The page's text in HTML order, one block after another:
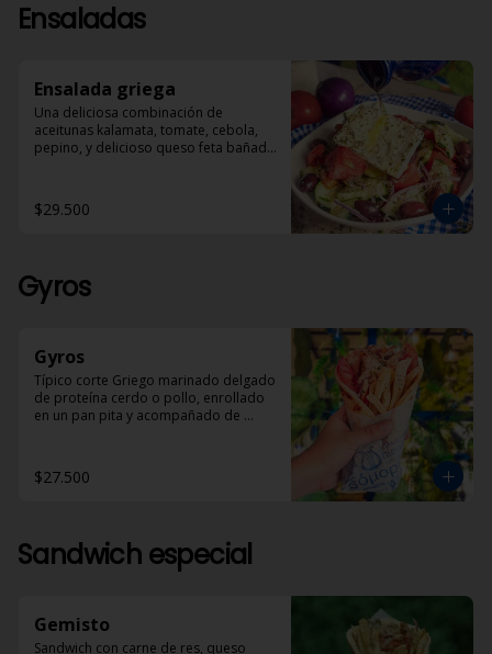
Ensaladas
Ensalada griega
Una deliciosa combinación de
aceitunas kalamata, tomate, cebola,
pepino, y delicioso queso feta bañado
$29.500
Gyros
Gyros
Típico corte Griego marinado delgado
de proteína cerdo o pollo, enrollado
en un pan pita y acompañado de
$27.500
Sandwich especial
Gemisto
Sandwich con carne de res, queso